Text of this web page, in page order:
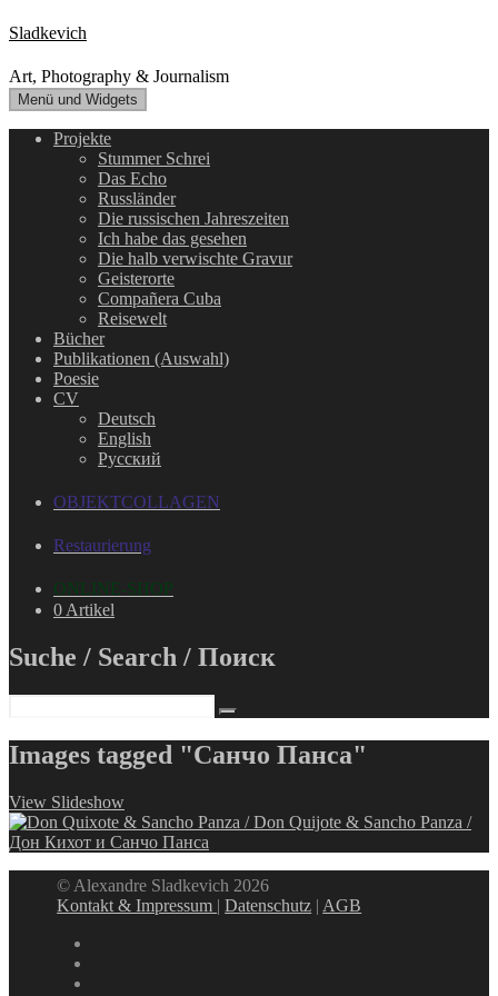
Zum
Inhalt
springen
Sladkevich
Art, Photography & Journalism
Menü und Widgets
Projekte
Stummer Schrei
Das Echo
Russländer
Die russischen Jahreszeiten
Ich habe das gesehen
Die halb verwischte Gravur
Geisterorte
Compañera Cuba
Reisewelt
Bücher
Publikationen (Auswahl)
Poesie
CV
Deutsch
English
Русский
OBJEKTCOLLAGEN
Restaurierung
ONLINE-SHOP
0 Artikel
Suche / Search / Поиск
Images tagged "Санчо Панса"
View Slideshow
© Alexandre Sladkevich 2026
Kontakt & Impressum |Datenschutz | AGB